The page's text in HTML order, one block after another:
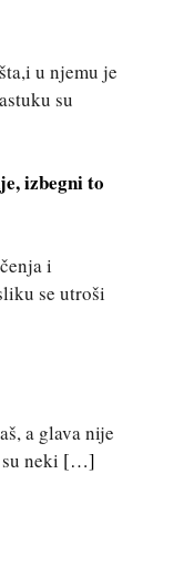
u njemu je
su
izbegni to
i
se utroši
a glava nije
neki […]